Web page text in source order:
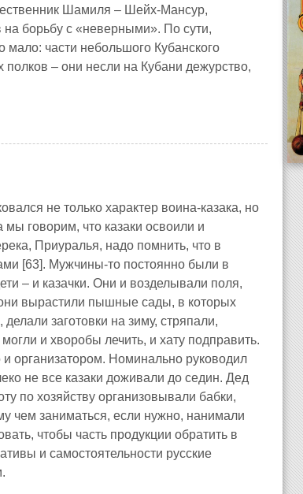
Шамиля – Шейх-Мансур,
на борьбу с «неверными». По сути,
мало: части небольшого Кубанского
полков – они несли на Кубани дежурство,
не только характер воина-казака, но
говорим, что казаки освоили и
Приуралья, надо помнить, что в
[63]. Мужчины-то постоянно были в
– и казачки. Они и возделывали поля,
вырастили пышные сады, в которых
заготовки на зиму, стряпали,
и хворобы лечить, и хату подправить.
организатором. Номинально руководил
не все казаки доживали до седин. Дед
по хозяйству организовывали бабки,
чем заниматься, если нужно, нанимали
чтобы часть продукции обратить в
и самостоятельности русские